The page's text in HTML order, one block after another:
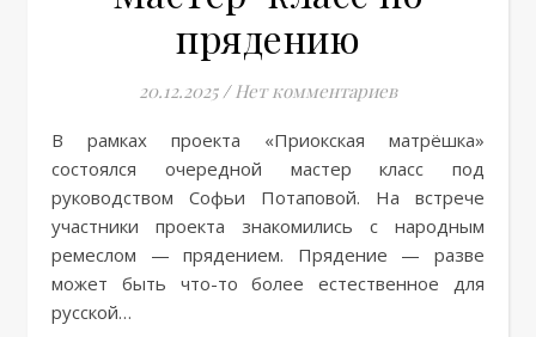
прядению
20.12.2025 / Нет комментариев
В рамках проекта «Приокская матрёшка»
состоялся очередной мастер класс под
руководством Софьи Потаповой. На встрече
участники проекта знакомились с народным
ремеслом — прядением. Прядение — разве
может быть что-то более естественное для
русской…